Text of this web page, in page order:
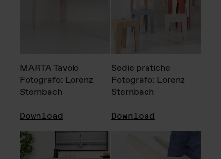
MARTA Tavolo
Fotografo: Lorenz
Sternbach
Download
Sedie pratiche
Fotografo: Lorenz
Sternbach
Download